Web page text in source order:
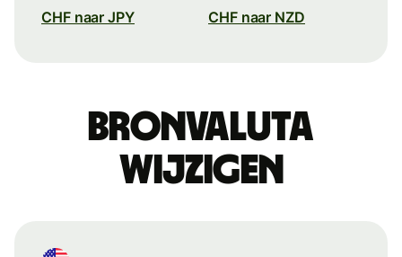
CHF naar JPY CHF naar NZD
Bronvaluta
wijzigen